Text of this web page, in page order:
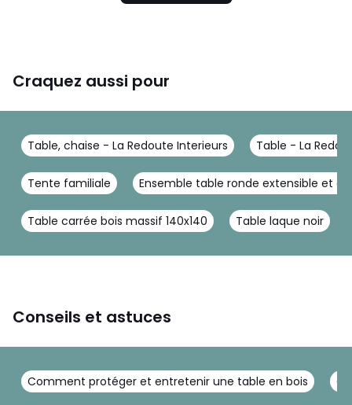
Craquez aussi pour
Table, chaise - La Redoute Interieurs Table - La
Tente familiale Ensemble table ronde extensible et
Table carrée bois massif 140x140 Table laque noir
Conseils et astuces
Comment protéger et entretenir une table en bois